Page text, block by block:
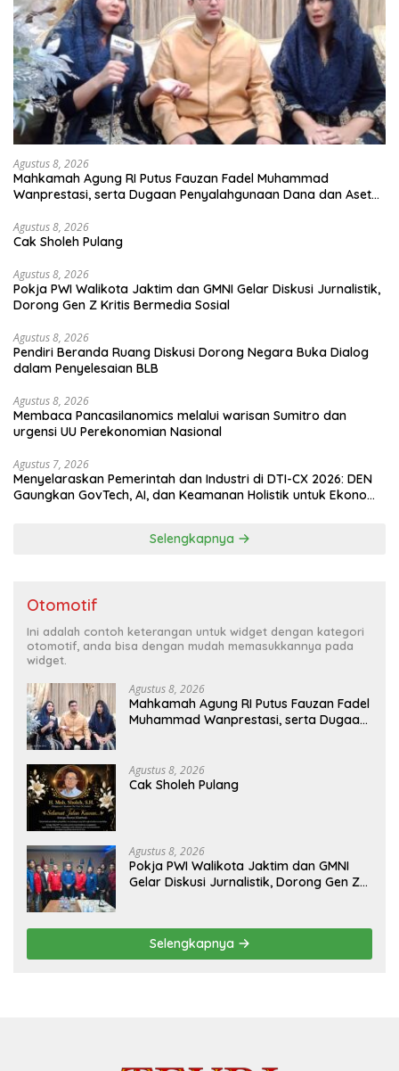
Agustus 8, 2026
Mahkamah Agung RI Putus Fauzan Fadel Muhammad
Wanprestasi, serta Dugaan Penyalahgunaan Dana dan Aset
Agustus 8, 2026
Cak Sholeh Pulang
Agustus 8, 2026
Pokja PWI Walikota Jaktim dan GMNI Gelar Diskusi Jurnalistik,
Dorong Gen Z Kritis Bermedia Sosial
Agustus 8, 2026
Pendiri Beranda Ruang Diskusi Dorong Negara Buka Dialog
dalam Penyelesaian BLB
Agustus 8, 2026
Membaca Pancasilanomics melalui warisan Sumitro dan
urgensi UU Perekonomian Nasional
Agustus 7, 2026
Menyelaraskan Pemerintah dan Industri di DTI-CX 2026: DEN
Gaungkan GovTech, AI, dan Keamanan Holistik untuk Ekonomi
Selengkapnya
Otomotif
Ini adalah contoh keterangan untuk widget dengan kategori
otomotif, anda bisa dengan mudah memasukkannya pada
widget.
Agustus 8, 2026
Mahkamah Agung RI Putus Fauzan Fadel
Muhammad Wanprestasi, serta Dugaan
Agustus 8, 2026
Cak Sholeh Pulang
Agustus 8, 2026
Pokja PWI Walikota Jaktim dan GMNI
Gelar Diskusi Jurnalistik, Dorong Gen Z
Selengkapnya